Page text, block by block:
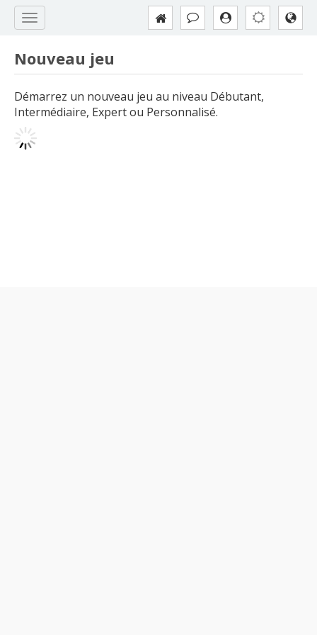
Nouveau jeu
Démarrez un nouveau jeu au niveau Débutant,
Intermédiaire, Expert ou Personnalisé.